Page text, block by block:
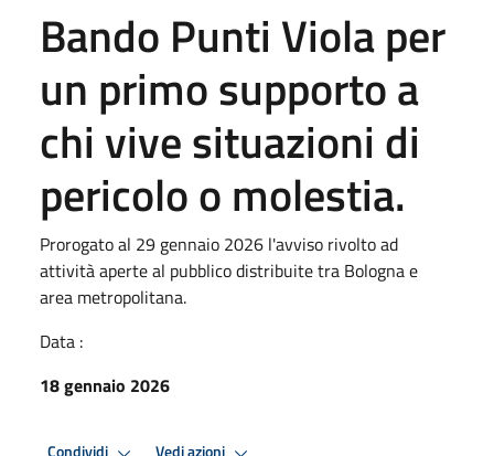
Bando Punti Viola per
un primo supporto a
chi vive situazioni di
pericolo o molestia.
Prorogato al 29 gennaio 2026 l'avviso rivolto ad
attività aperte al pubblico distribuite tra Bologna e
area metropolitana.
Data :
18 gennaio 2026